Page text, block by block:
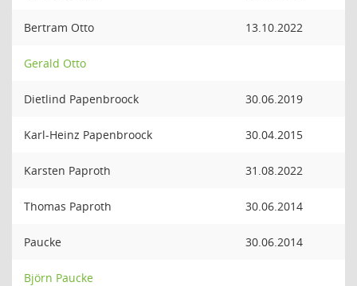
Bertram Otto 13.10.2022
Gerald Otto
Dietlind Papenbroock 30.06.2019
Karl-Heinz Papenbroock 30.04.2015
Karsten Paproth 31.08.2022
Thomas Paproth 30.06.2014
Paucke 30.06.2014
Björn Paucke